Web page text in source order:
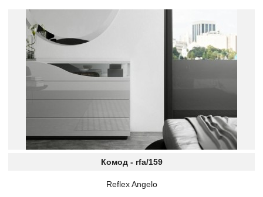
Комод - rfa/159
Reflex Angelo